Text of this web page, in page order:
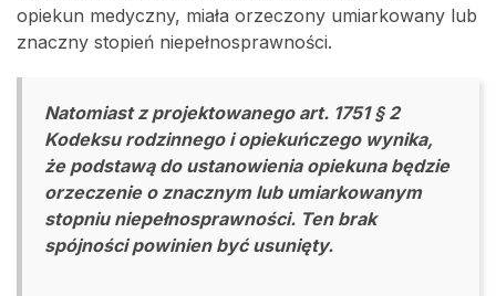
opiekun medyczny, miała orzeczony umiarkowany lub
znaczny stopień niepełnosprawności.
Natomiast z projektowanego art. 1751 § 2
Kodeksu rodzinnego i opiekuńczego wynika,
że podstawą do ustanowienia opiekuna będzie
orzeczenie o znacznym lub umiarkowanym
stopniu niepełnosprawności. Ten brak
spójności powinien być usunięty.